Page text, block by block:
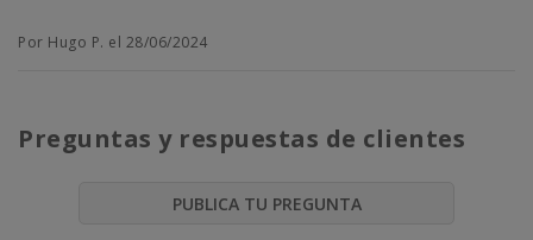
Por Hugo P. el 28/06/2024
Preguntas y respuestas de clientes
PUBLICA TU PREGUNTA